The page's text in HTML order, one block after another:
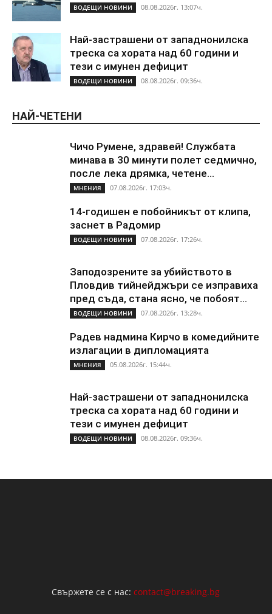
ВОДЕЩИ НОВИНИ 08.08.2026г. 13:07ч.
Най-застрашени от западнонилска
треска са хората над 60 години и
тези с имунен дефицит
ВОДЕЩИ НОВИНИ 08.08.2026г. 09:36ч.
НАЙ-ЧЕТЕНИ
Чичо Румене, здравей! Службата
минава в 30 минути полет седмично,
после лека дрямка, четене...
МНЕНИЯ 07.08.2026г. 17:03ч.
14-годишен е побойникът от клипа,
заснет в Радомир
ВОДЕЩИ НОВИНИ 07.08.2026г. 17:26ч.
Заподозрените за убийството в
Пловдив тийнейджъри се изправиха
пред съда, стана ясно, че побоят...
ВОДЕЩИ НОВИНИ 07.08.2026г. 13:28ч.
Радев надмина Кирчо в комедийните
излагации в дипломацията
МНЕНИЯ 05.08.2026г. 15:44ч.
Най-застрашени от западнонилска
треска са хората над 60 години и
тези с имунен дефицит
ВОДЕЩИ НОВИНИ 08.08.2026г. 09:36ч.
Свържете се с нас:contact@breaking.bg